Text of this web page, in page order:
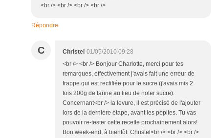
<br /> <br /> <br /> <br />
Répondre
C Christel 01/05/2010 09:28
<br /> <br /> Bonjour Charlotte, merci pour tes
remarques, effectivement j'avais fait une erreur de
frappe qui est rectifiée pour le sucre (j'avais mis 2
fois 200g de farine au lieu de noter sucre).
Concernant<br /> la levure, il est précisé de l'ajouter
lors de la dernière étape, avant les pépites. Tu vas
pouvoir re-tester cette recette prochainement alors!
Bon week-end, à bientôt. Christel<br /> <br /> <br />